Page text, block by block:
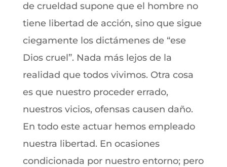
de crueldad supone que el hombre no
tiene libertad de acción, sino que sigue
ciegamente los dictámenes de “ese
Dios cruel”. Nada más lejos de la
realidad que todos vivimos. Otra cosa
es que nuestro proceder errado,
nuestros vicios, ofensas causen daño.
En todo este actuar hemos empleado
nuestra libertad. En ocasiones
condicionada por nuestro entorno; pero